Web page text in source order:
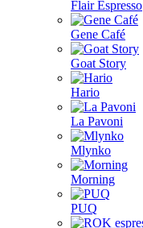
Flair Espresso
Gene Café
Goat Story
Hario
La Pavoni
Mlynko
Morning
PUQ